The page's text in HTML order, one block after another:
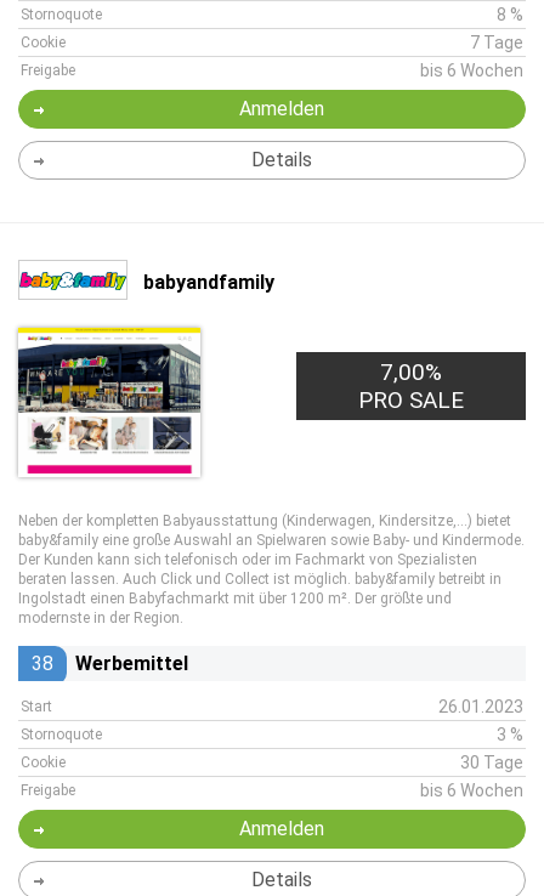
Stornoquote 8 %
Cookie 7 Tage
Freigabe bis 6 Wochen
Anmelden
Details
babyandfamily
7,00%
PRO SALE
Neben der kompletten Babyausstattung (Kinderwagen, Kindersitze,...) bietet
baby&family eine große Auswahl an Spielwaren sowie Baby- und Kindermode.
Der Kunden kann sich telefonisch oder im Fachmarkt von Spezialisten
beraten lassen. Auch Click und Collect ist möglich. baby&family betreibt in
Ingolstadt einen Babyfachmarkt mit über 1200 m². Der größte und
modernste in der Region.
38 Werbemittel
Start 26.01.2023
Stornoquote 3 %
Cookie 30 Tage
Freigabe bis 6 Wochen
Anmelden
Details